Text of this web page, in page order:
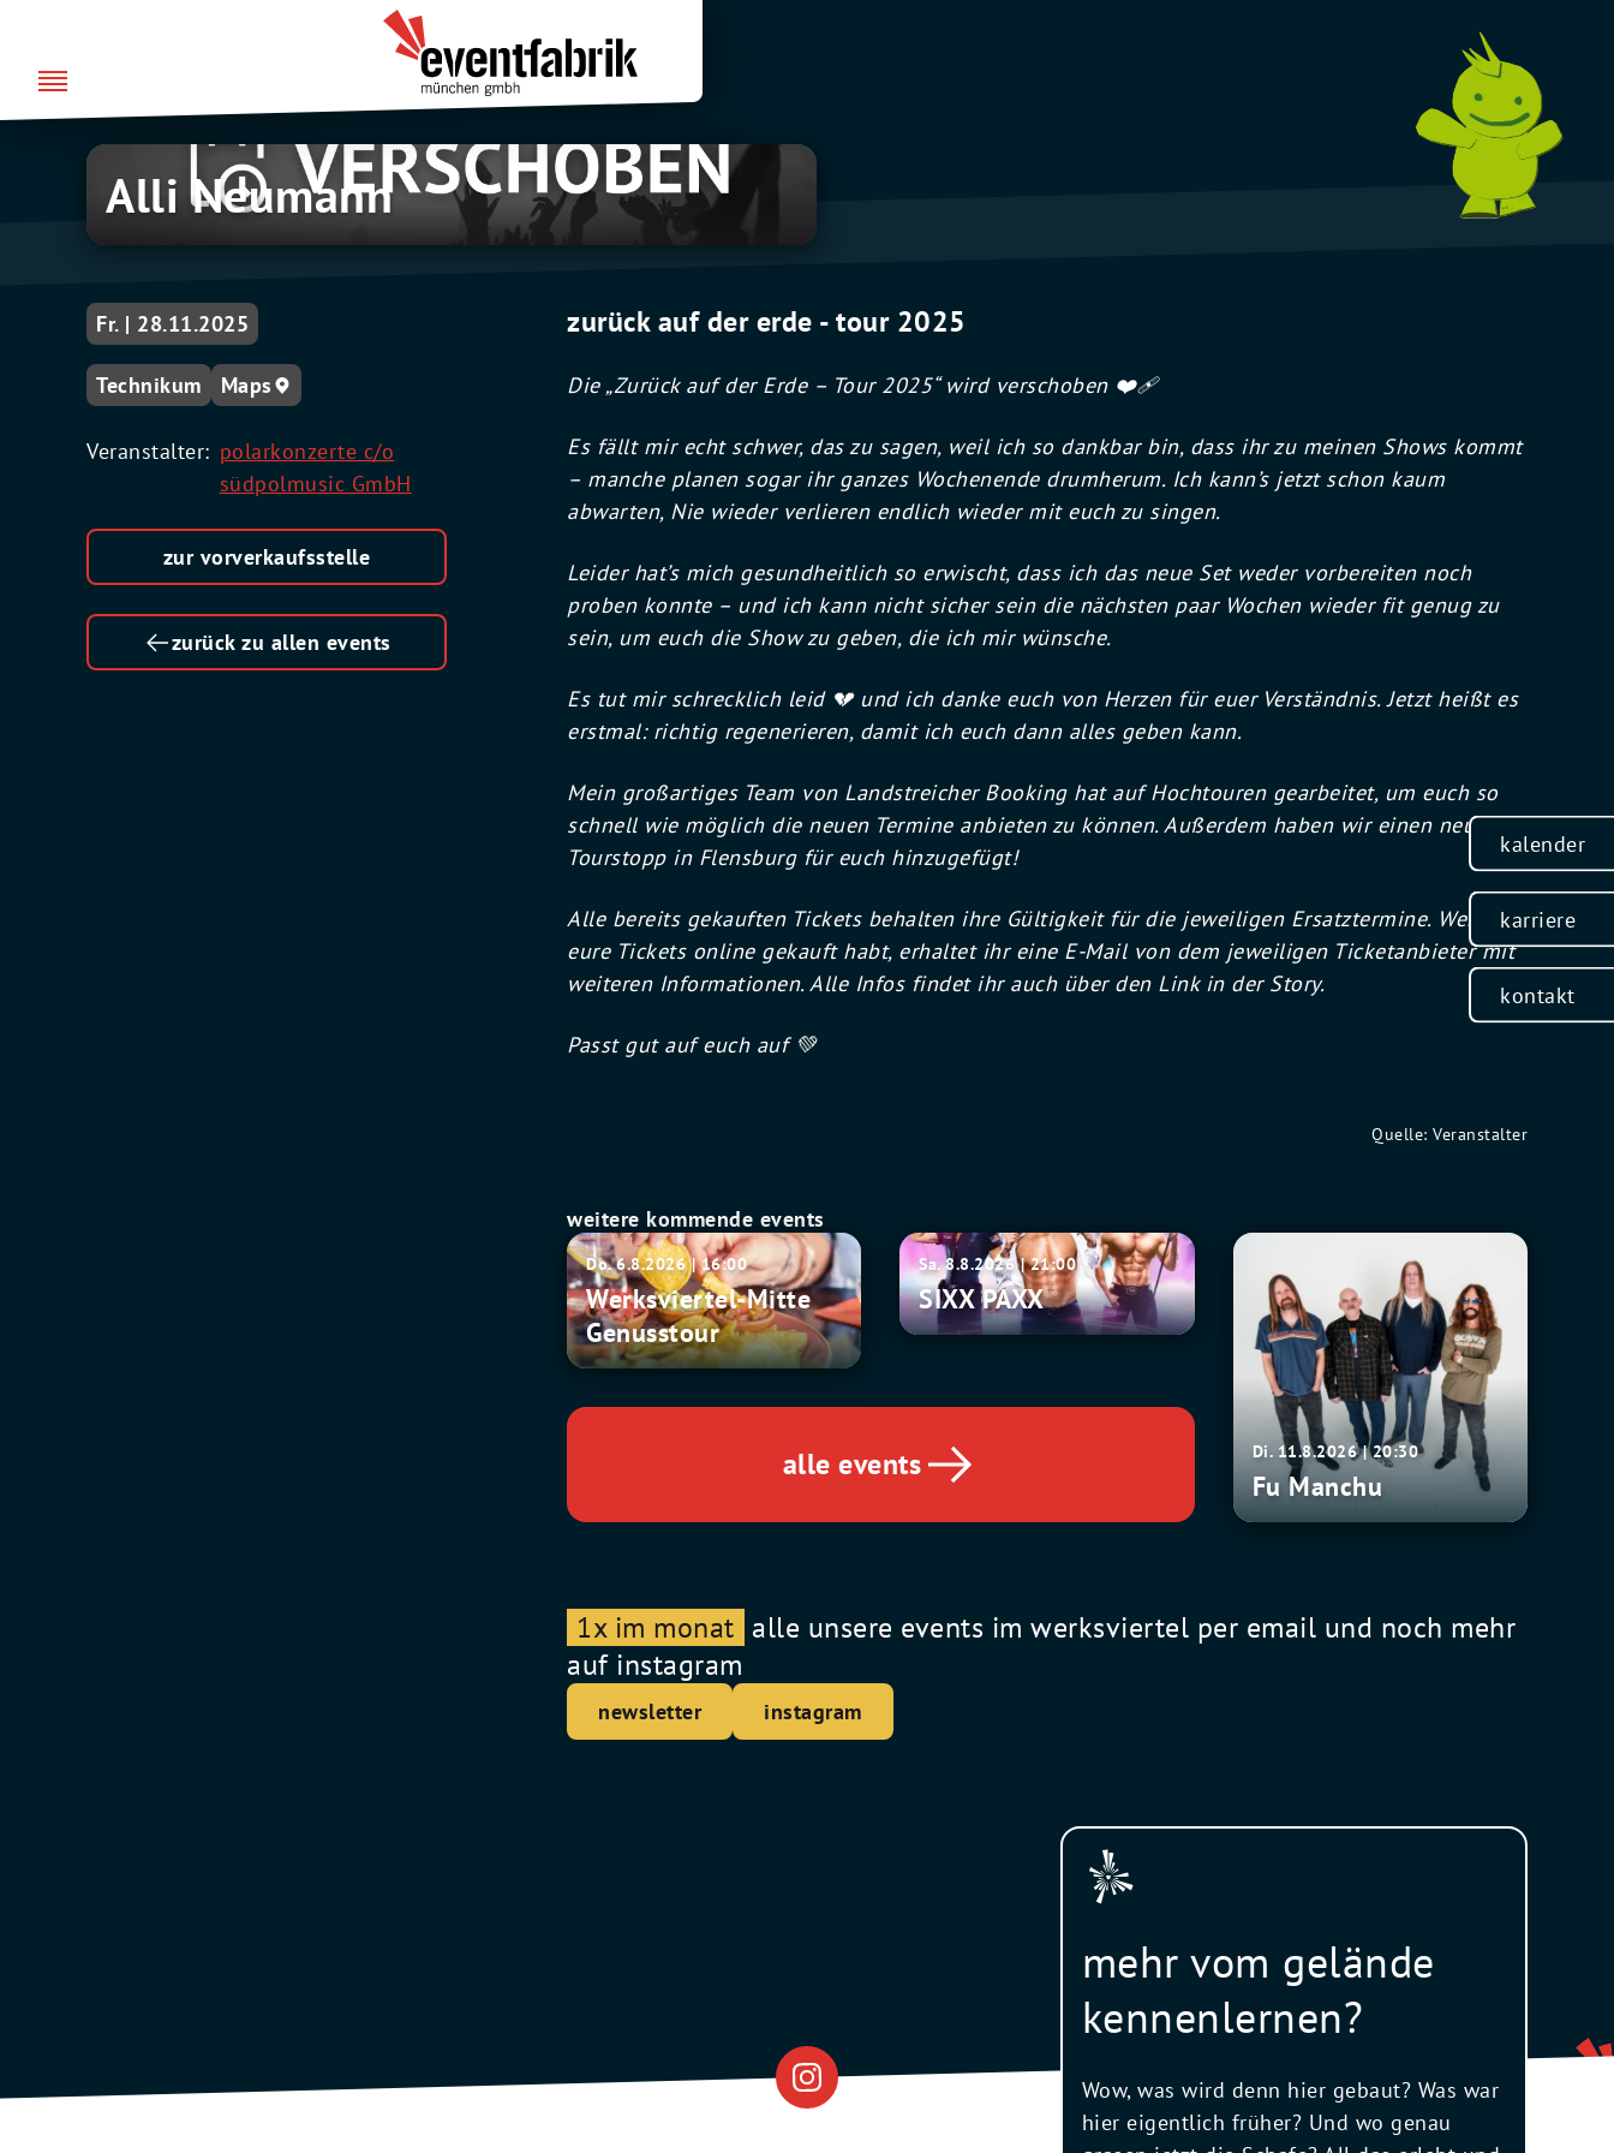
springen
kalender
karriere
kontakt
Alli Neumann
zurück auf der erde - tour 2025
Die „Zurück auf der Erde – Tour 2025“ wird verschoben ❤️‍
Es fällt mir echt schwer, das zu sagen, weil ich so dankbar bin, dass ihr zu meinen Shows kommt
– manche planen sogar ihr ganzes Wochenende drumherum. Ich kann’s jetzt schon kaum
abwarten, Nie wieder verlieren endlich wieder mit euch zu singen.
Leider hat’s mich gesundheitlich so erwischt, dass ich das neue Set weder vorbereiten noch
proben konnte – und ich kann nicht sicher sein die nächsten paar Wochen wieder fit genug zu
sein, um euch die Show zu geben, die ich mir wünsche.
Es tut mir schrecklich leid 💔 und ich danke euch von Herzen für euer Verständnis. Jetzt heißt es
erstmal: richtig regenerieren, damit ich euch dann alles geben kann.
Mein großartiges Team von Landstreicher Booking hat auf Hochtouren gearbeitet, um euch so
schnell wie möglich die neuen Termine anbieten zu können. Außerdem haben wir einen neuen
Tourstopp in Flensburg für euch hinzugefügt!
Alle bereits gekauften Tickets behalten ihre Gültigkeit für die jeweiligen Ersatztermine. Wenn ihr
eure Tickets online gekauft habt, erhaltet ihr eine E-Mail von dem jeweiligen Ticketanbieter mit
weiteren Informationen. Alle Infos findet ihr auch über den Link in der Story.
Passt gut auf euch auf 💚
Quelle: Veranstalter
weitere kommende events
Werksviertel-
Mitte
Genusstour
Do. 6.8.2026 | 16:00
Werksviertel-Mitte
Genusstour
SIXX
PAXX
Sa. 8.8.2026 | 21:00
SIXX PAXX
Fu
Manchu
Di. 11.8.2026 | 20:30
Fu Manchu
alle events
1x im monat alle unsere events im werksviertel per email und noch mehr
auf instagram
newsletter instagram
Fr. | 28.11.2025
Technikum Maps
Veranstalter: polarkonzerte c/o
südpolmusic GmbH
zur vorverkaufsstelle
zurück zu allen events
mehr vom gelände
kennenlernen?
Wow, was wird denn hier gebaut? Was war
hier eigentlich früher? Und wo genau